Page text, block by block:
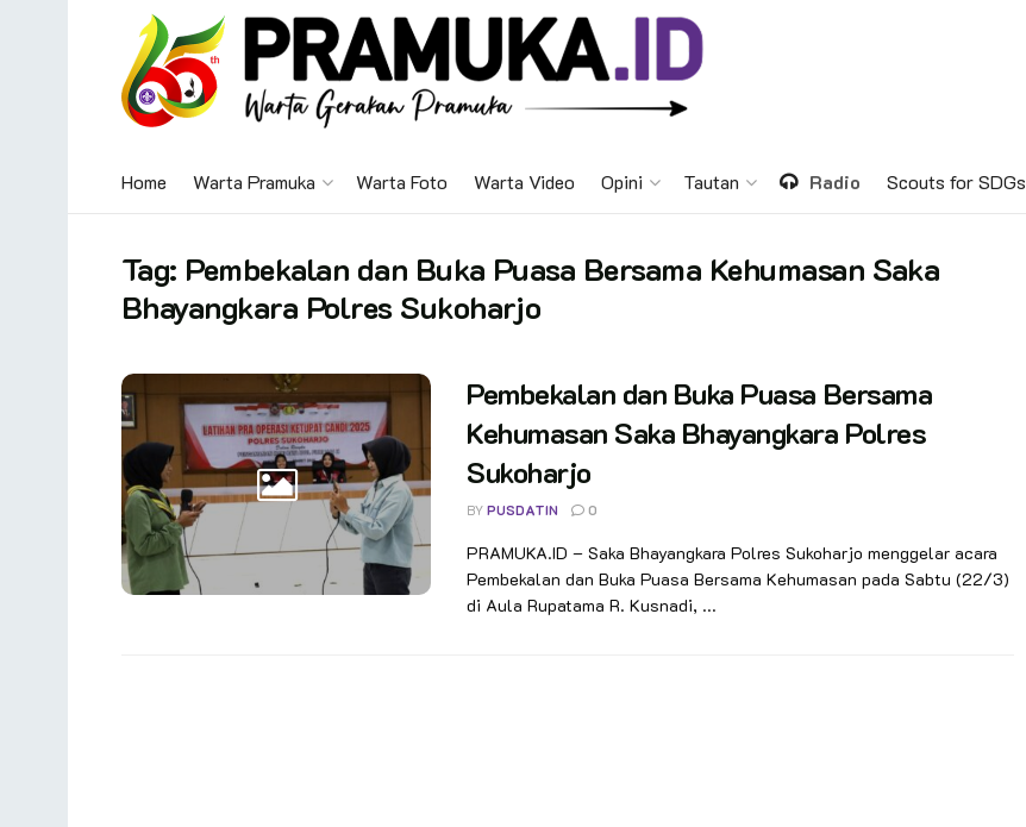
Home Warta Pramuka Warta Foto Warta Video Opini Tautan Radio Scouts for SDGs
Tag: Pembekalan dan Buka Puasa Bersama Kehumasan Saka
Bhayangkara Polres Sukoharjo
Pembekalan dan Buka Puasa Bersama
Kehumasan Saka Bhayangkara Polres
Sukoharjo
BY PUSDATIN 0
PRAMUKA.ID – Saka Bhayangkara Polres Sukoharjo menggelar acara
Pembekalan dan Buka Puasa Bersama Kehumasan pada Sabtu (22/3)
di Aula Rupatama R. Kusnadi, ...